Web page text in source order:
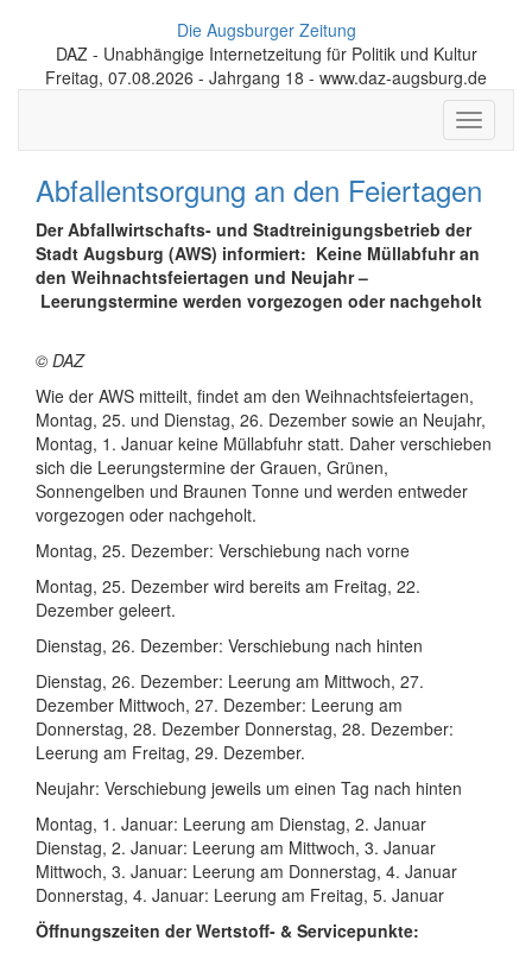
Die Augsburger Zeitung
DAZ - Unabhängige Internetzeitung für Politik und Kultur
Freitag, 07.08.2026 - Jahrgang 18 - www.daz-augsburg.de
Toggle
Abfallentsorgung an den Feiertagen
Der Abfallwirtschafts- und Stadtreinigungsbetrieb der
Stadt Augsburg (AWS) informiert: Keine Müllabfuhr an
den Weihnachtsfeiertagen und Neujahr –
Leerungstermine werden vorgezogen oder nachgeholt
© DAZ
Wie der AWS mitteilt, findet am den Weihnachtsfeiertagen,
Montag, 25. und Dienstag, 26. Dezember sowie an Neujahr,
Montag, 1. Januar keine Müllabfuhr statt. Daher verschieben
sich die Leerungstermine der Grauen, Grünen,
Sonnengelben und Braunen Tonne und werden entweder
vorgezogen oder nachgeholt.
Montag, 25. Dezember: Verschiebung nach vorne
Montag, 25. Dezember wird bereits am Freitag, 22.
Dezember geleert.
Dienstag, 26. Dezember: Verschiebung nach hinten
Dienstag, 26. Dezember: Leerung am Mittwoch, 27.
Dezember Mittwoch, 27. Dezember: Leerung am
Donnerstag, 28. Dezember Donnerstag, 28. Dezember:
Leerung am Freitag, 29. Dezember.
Neujahr: Verschiebung jeweils um einen Tag nach hinten
Montag, 1. Januar: Leerung am Dienstag, 2. Januar
Dienstag, 2. Januar: Leerung am Mittwoch, 3. Januar
Mittwoch, 3. Januar: Leerung am Donnerstag, 4. Januar
Donnerstag, 4. Januar: Leerung am Freitag, 5. Januar
Öffnungszeiten der Wertstoff- & Servicepunkte: